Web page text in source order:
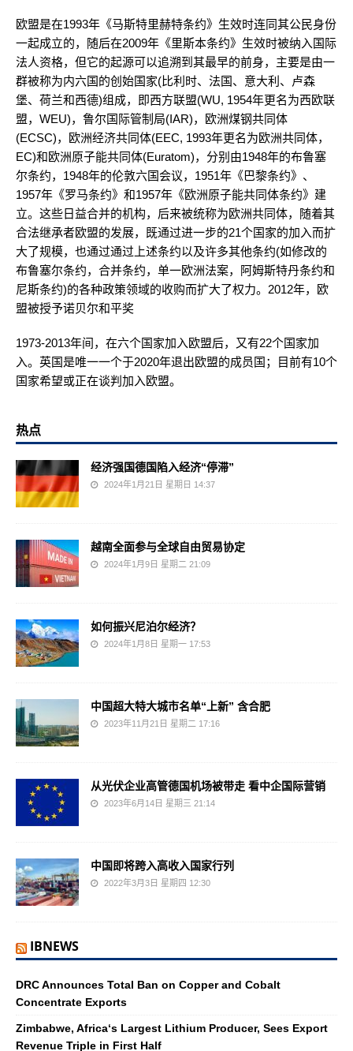
欧盟是在1993年《马斯特里赫特条约》生效时连同其公民身份
一起成立的，随后在2009年《里斯本条约》生效时被纳入国际
法人资格，但它的起源可以追溯到其最早的前身，主要是由一
群被称为内六国的创始国家(比利时、法国、意大利、卢森
堡、荷兰和西德)组成，即西方联盟(WU, 1954年更名为西欧联
盟，WEU)，鲁尔国际管制局(IAR)，欧洲煤钢共同体
(ECSC)，欧洲经济共同体(EEC, 1993年更名为欧洲共同体，
EC)和欧洲原子能共同体(Euratom)，分别由1948年的布鲁塞
尔条约，1948年的伦敦六国会议，1951年《巴黎条约》、
1957年《罗马条约》和1957年《欧洲原子能共同体条约》建
立。这些日益合并的机构，后来被统称为欧洲共同体，随着其
合法继承者欧盟的发展，既通过进一步的21个国家的加入而扩
大了规模，也通过通过上述条约以及许多其他条约(如修改的
布鲁塞尔条约，合并条约，单一欧洲法案，阿姆斯特丹条约和
尼斯条约)的各种政策领域的收购而扩大了权力。2012年，欧
盟被授予诺贝尔和平奖
1973-2013年间，在六个国家加入欧盟后，又有22个国家加
入。英国是唯一一个于2020年退出欧盟的成员国；目前有10个
国家希望或正在谈判加入欧盟。
热点
经济强国德国陷入经济“停滞”
2024年1月21日 星期日 14:37
越南全面参与全球自由贸易协定
2024年1月9日 星期二 21:09
如何振兴尼泊尔经济？
2024年1月8日 星期一 17:53
中国超大特大城市名单“上新” 含合肥
2023年11月21日 星期二 17:16
从光伏企业高管德国机场被带走 看中企国际营销
2023年6月14日 星期三 21:14
中国即将跨入高收入国家行列
2022年3月3日 星期四 12:30
IBNEWS
DRC Announces Total Ban on Copper and Cobalt
Concentrate Exports
Zimbabwe, Africa‘s Largest Lithium Producer, Sees Export
Revenue Triple in First Half